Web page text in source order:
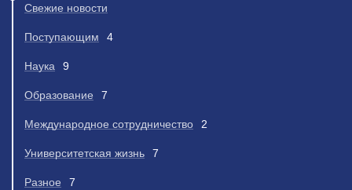
Свежие новости
Поступающим 4
Наука 9
Образование 7
Международное сотрудничество 2
Университетская жизнь 7
Разное 7